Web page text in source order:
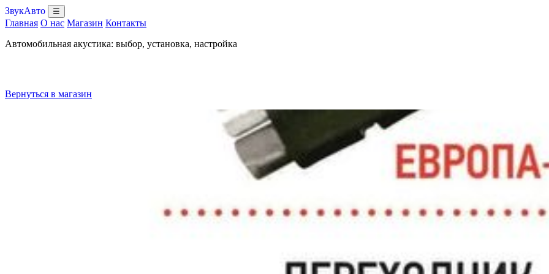
ЗвукАвто ☰
Главная О нас Магазин Контакты
Автомобильная акустика: выбор, установка, настройка
Вернуться в магазин